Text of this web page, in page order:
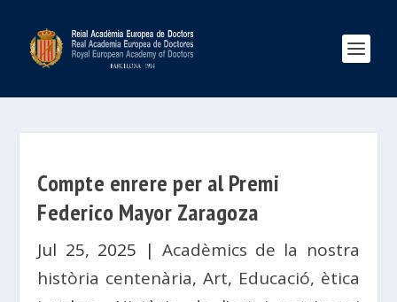
Compte enrere per al Premi
Federico Mayor Zaragoza
Jul 25, 2025 |Acadèmics de la nostra
història centenària, Art, Educació, ètica